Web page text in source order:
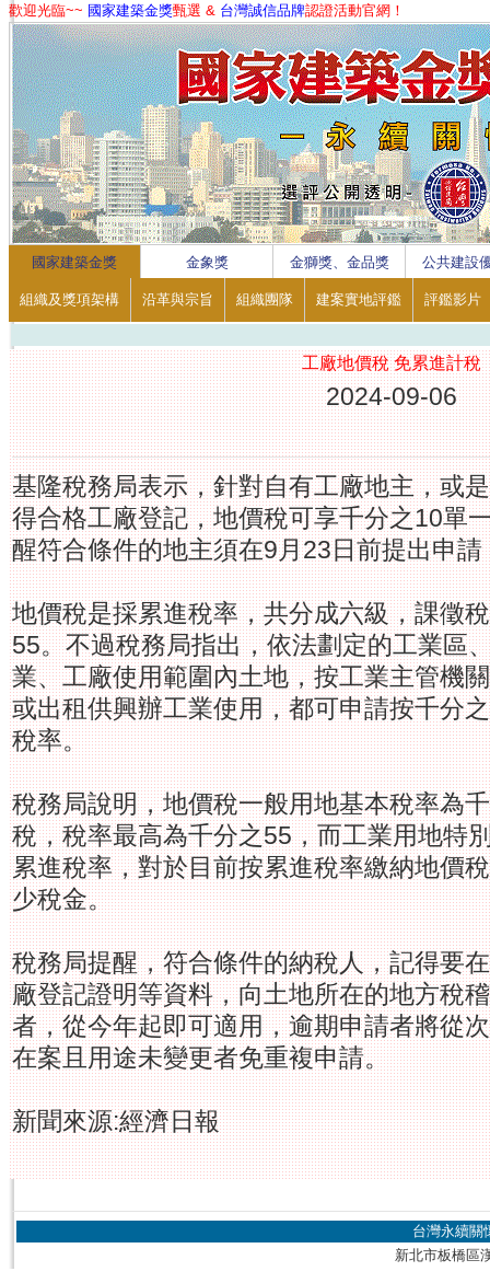
歡迎光臨~~ 國家建築金獎甄選 & 台灣誠信品牌認證活動官網！
1
2
3
4
國家建築金獎 金象獎 金獅獎、金品獎 公共建設
組織及獎項架構 沿革與宗旨 組織團隊 建案實地評鑑 評鑑影片
工廠地價稅 免累進計稅
2024-09-06
基隆稅務局表示，針對自有工廠地主，或
得合格工廠登記，地價稅可享千分之10單
醒符合條件的地主須在9月23日前提出申
地價稅是採累進稅率，共分成六級，課徵
55。不過稅務局指出，依法劃定的工業區
業、工廠使用範圍內土地，按工業主管機
或出租供興辦工業使用，都可申請按千分
稅率。
稅務局說明，地價稅一般用地基本稅率為
稅，稅率最高為千分之55，而工業用地特
累進稅率，對於目前按累進稅率繳納地價
少稅金。
稅務局提醒，符合條件的納稅人，記得要
廠登記證明等資料，向土地所在的地方稅
者，從今年起即可適用，逾期申請者將從
在案且用途未變更者免重複申請。
新聞來源:經濟日報
台灣永續關
新北市板橋區